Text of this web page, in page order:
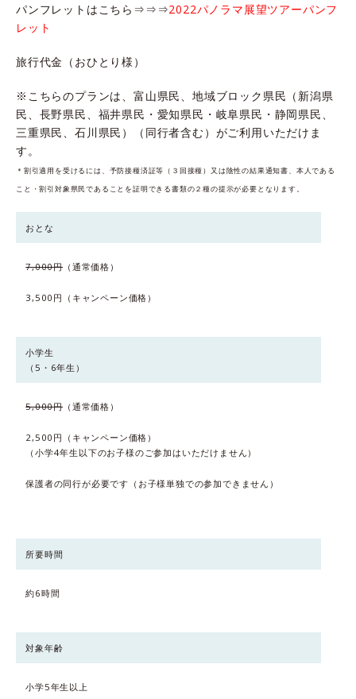
パンフレットはこちら⇒⇒⇒2022パノラマ展望ツアーパンフ
レット
旅行代金（おひとり様）
※こちらのプランは、富山県民、地域ブロック県民（新潟県
民、長野県民、福井県民・愛知県民・岐阜県民・静岡県民、
三重県民、石川県民）（同行者含む）がご利用いただけま
す。
＊割引適用を受けるには、予防接種済証等（３回接種）又は陰性の結果通知書、本人である
こと・割引対象県民であることを証明できる書類の２種の提示が必要となります。
おとな
7,000円 （通常価格）
3,500 円 （キャンペーン価格）
小学生
（5・6年生）
5,000円 （通常価格）
2,500 円 （キャンペーン価格）
（小学4年生以下のお子様のご参加はいただけません）
保護者の同行が必要です（お子様単独での参加できません）
所要時間
約6時間
対象年齢
小学5年生以上